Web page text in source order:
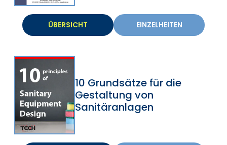
ÜBERSICHT EINZELHEITEN
10 Grundsätze für die
Gestaltung von
Sanitäranlagen